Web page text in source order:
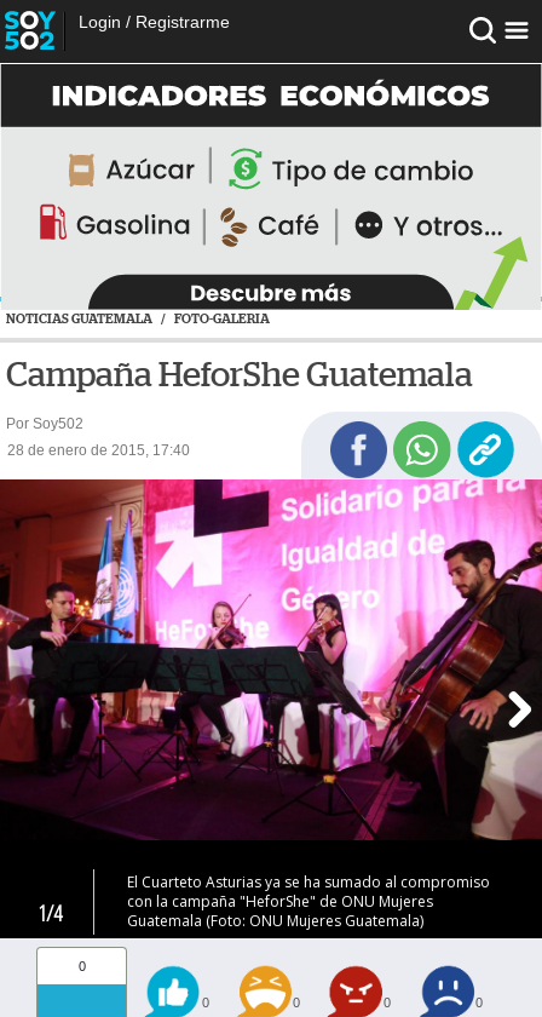
Login / Registrarme
NOTICIAS GUATEMALA / FOTO-GALERIA
Campaña HeforShe Guatemala
Por Soy502
28 de enero de 2015, 17:40
1/4
El Cuarteto Asturias ya se ha sumado al compromiso
con la campaña "HeforShe" de ONU Mujeres
Guatemala (Foto: ONU Mujeres Guatemala)
0
0 0 0 0